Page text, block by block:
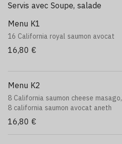
Servis avec Soupe, salade
Menu K1
16 California royal saumon avocat
16,80 €
Menu K2
8 California saumon cheese masago,
8 california saumon avocat aneth
16,80 €